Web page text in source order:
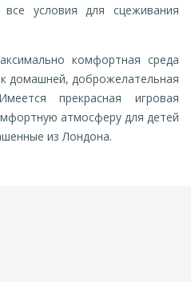
условия для сцеживания
комфортная среда
домашней, доброжелательная
прекрасная игровая
атмосферу для детей
из Лондона.